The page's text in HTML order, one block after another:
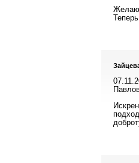
Желаю